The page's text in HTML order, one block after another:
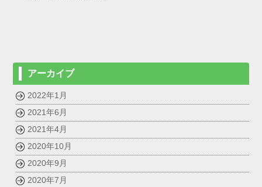
アーカイブ
2022年1月
2021年6月
2021年4月
2020年10月
2020年9月
2020年7月